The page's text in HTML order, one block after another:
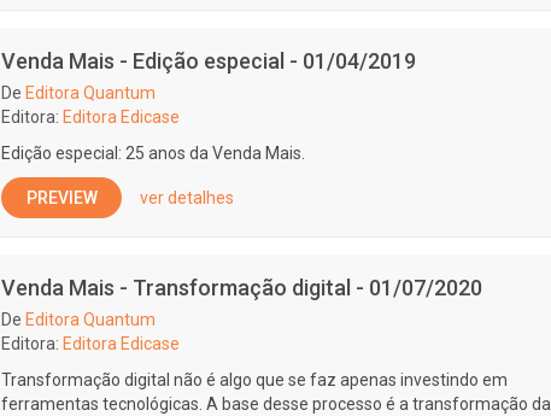
Venda Mais - Edição especial - 01/04/2019
De Editora Quantum
Editora: Editora Edicase
Edição especial: 25 anos da Venda Mais.
PREVIEW ver detalhes
Venda Mais - Transformação digital - 01/07/2020
De Editora Quantum
Editora: Editora Edicase
Transformação digital não é algo que se faz apenas investindo em
ferramentas tecnológicas. A base desse processo é a transformação da